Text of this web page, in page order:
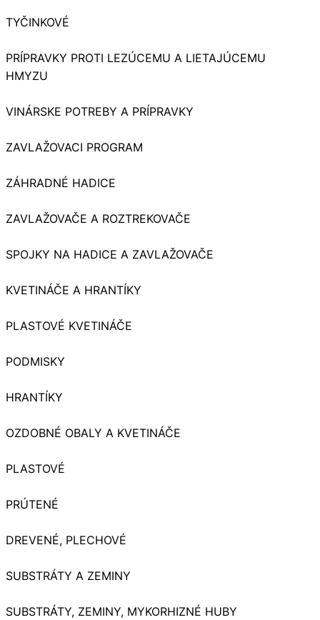
TYČINKOVÉ
PRÍPRAVKY PROTI LEZÚCEMU A LIETAJÚCEMU
HMYZU
VINÁRSKE POTREBY A PRÍPRAVKY
ZAVLAŽOVACI PROGRAM
ZÁHRADNÉ HADICE
ZAVLAŽOVAČE A ROZTREKOVAČE
SPOJKY NA HADICE A ZAVLAŽOVAČE
KVETINÁČE A HRANTÍKY
PLASTOVÉ KVETINÁČE
PODMISKY
HRANTÍKY
OZDOBNÉ OBALY A KVETINÁČE
PLASTOVÉ
PRÚTENÉ
DREVENÉ, PLECHOVÉ
SUBSTRÁTY A ZEMINY
SUBSTRÁTY, ZEMINY, MYKORHIZNÉ HUBY